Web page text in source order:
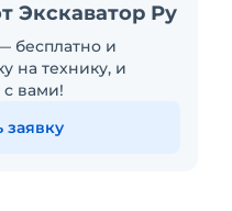
Экскаватор Ру
бесплатно и
на технику, и
вами!
заявку